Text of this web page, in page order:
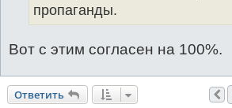
пропаганды.
Вот с этим согласен на 100%.
Ответить